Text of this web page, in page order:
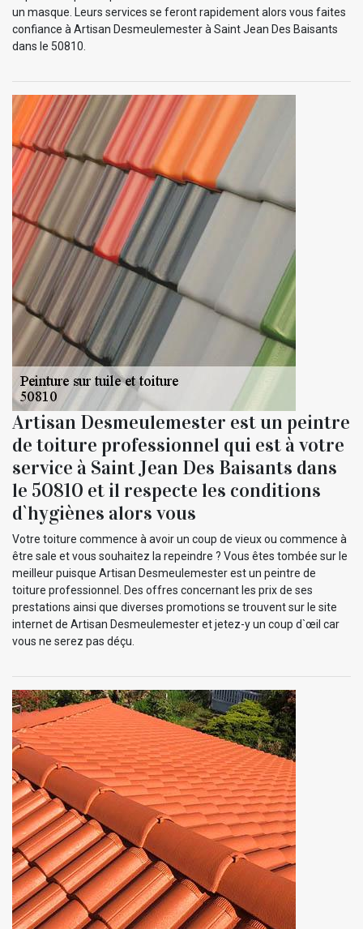
un masque. Leurs services se feront rapidement alors vous faites
confiance à Artisan Desmeulemester à Saint Jean Des Baisants
dans le 50810.
Artisan Desmeulemester est un peintre
de toiture professionnel qui est à votre
service à Saint Jean Des Baisants dans
le 50810 et il respecte les conditions
d`hygiènes alors vous
Votre toiture commence à avoir un coup de vieux ou commence à
être sale et vous souhaitez la repeindre ? Vous êtes tombée sur le
meilleur puisque Artisan Desmeulemester est un peintre de
toiture professionnel. Des offres concernant les prix de ses
prestations ainsi que diverses promotions se trouvent sur le site
internet de Artisan Desmeulemester et jetez-y un coup d`œil car
vous ne serez pas déçu.